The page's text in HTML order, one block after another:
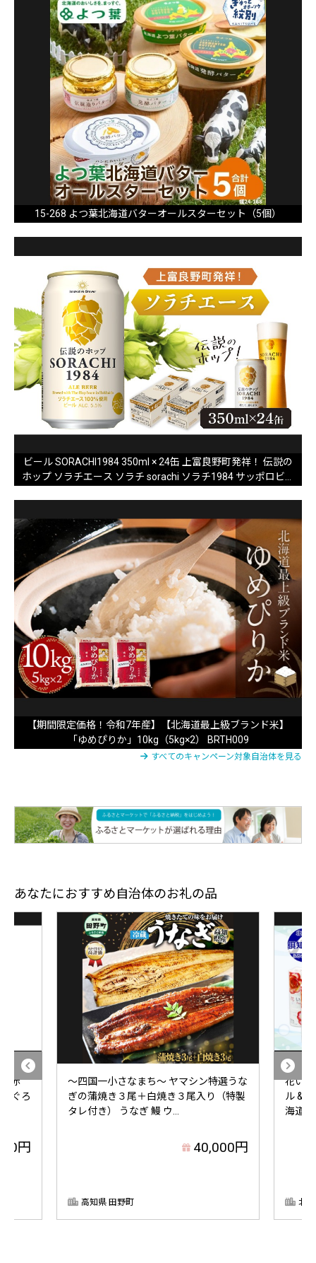
15-268 よつ葉北海道バターオールスターセット（5個）
ビール SORACHI1984 350ml × 24缶 上富良野町発祥！ 伝説の
ホップ ソラチエース ソラチ sorachi ソラチ1984 サッポロビー
【期間限定価格！令和7年産】【北海道最上級ブランド米】
「ゆめぴりか」10kg（5kg×2） BRTH009
すべてのキャンペーン対象自治体を見る
あなたにおすすめ自治体のお礼の品
赤
ぐろ
円
～四国一小さなまち～ ヤマシン特選うな
ぎの蒲焼き３尾＋白焼き３尾入り（特製
タレ付き） うなぎ 鰻 ウ...
40,000円
高知県 田野町
花い
ル &
海道
北